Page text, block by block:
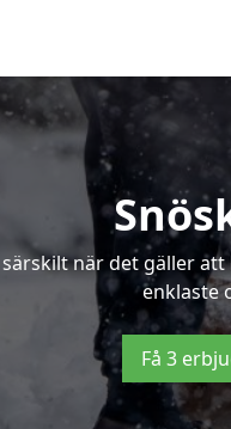
när det gäller
enklaste
Få 3